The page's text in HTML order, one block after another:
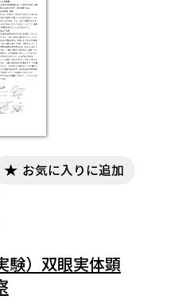
お気に入りに追加
験）双眼実体顕